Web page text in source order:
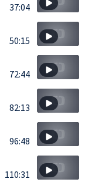
37:04
50:15
72:44
82:13
96:48
110:31